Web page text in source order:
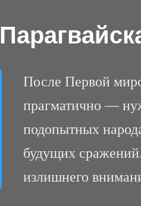
После Первой
прагматично —
подопытных
будущих
излишнего